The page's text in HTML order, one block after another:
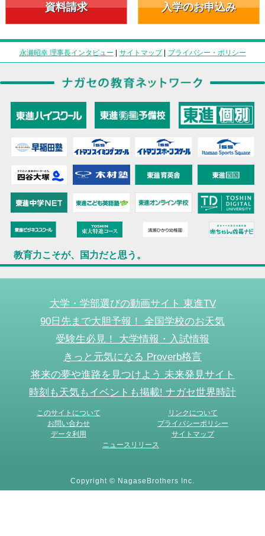
資料請求 入学のお申込み
永瀬昭幸 理事長インタビュー | サイトマップ| プライバシー・ポリシー
教育力こそが、国力だと思う。
大学・学部選びの動画サイト 東進TV
90日先まで大胆予報！ 全国学校のお天気
受験生必見！ 大学情報・入試情報
きっと元気になる Proverb格言
将来の夢や進路を見つけよう 未来発見サイト
時刻も天気もイベントも掲載! ナガセ世界時計
このサイトについて
リンクについて
お問い合わせ
プライバシーポリシー
データ利用
サイトマップ
ニュースリリース
Copyright © NagaseBrothers Inc.